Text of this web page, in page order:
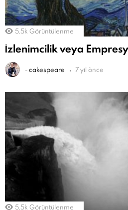
5.5k Görüntülenme
İzlenimcilik veya
-cakespeare 7 yıl önce
5.5k Görüntülenme